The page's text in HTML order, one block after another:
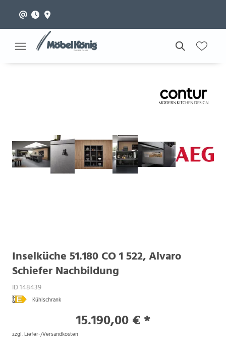
Inselküche 51.180 CO 1 522, Alvaro
Schiefer Nachbildung
ID 148439
Kühlschrank
15.190,00 € *
zzgl. Liefer-/Versandkosten